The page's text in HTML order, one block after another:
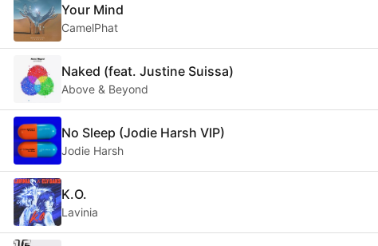
Your Mind
CamelPhat
Naked (feat. Justine Suissa)
Above & Beyond
No Sleep (Jodie Harsh VIP)
Jodie Harsh
K.O.
Lavinia